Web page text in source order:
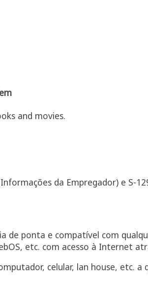
and movies.
da Empregador) e S-
de ponta e compatível com
etc. com acesso à Internet
celular, lan house, etc.